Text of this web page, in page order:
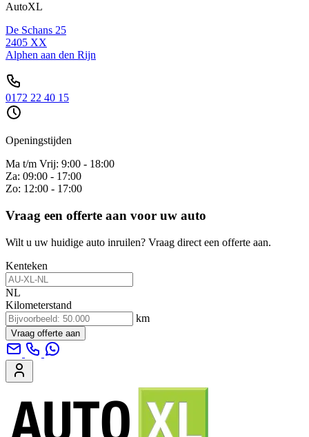
AutoXL
De Schans 25
2405 XX
Alphen aan den Rijn
0172 22 40 15
Openingstijden
Ma t/m Vrij: 9:00 - 18:00
Za: 09:00 - 17:00
Zo: 12:00 - 17:00
Vraag een offerte aan voor uw auto
Wilt u uw huidige auto inruilen? Vraag direct een offerte aan.
Kenteken
NL
Kilometerstand
km
Vraag offerte aan